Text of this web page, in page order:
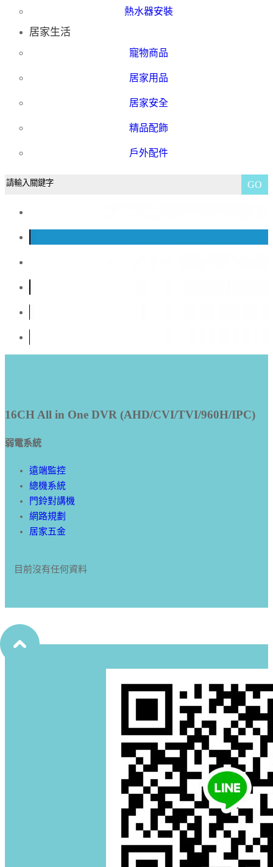
熱水器安裝
居家生活
寵物商品
居家用品
居家安全
精品配飾
戶外配件
GO
16CH All in One DVR (AHD/CVI/TVI/960H/IPC)
弱電系統
遠端監控
總機系統
門鈴對講機
網路規劃
居家五金
目前沒有任何資料